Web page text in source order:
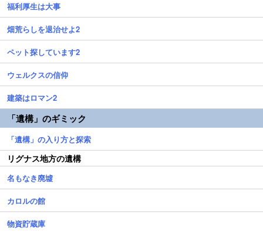
福利厚生は大事
畑荒らしを退治せよ2
ペット探しています2
ウェルクスの信仰
建築はロマン2
「遺構」のギミック
「遺構」の入り方と探索
リグナス地方の遺構
名もなき廃墟
カロルの館
物資貯蔵庫